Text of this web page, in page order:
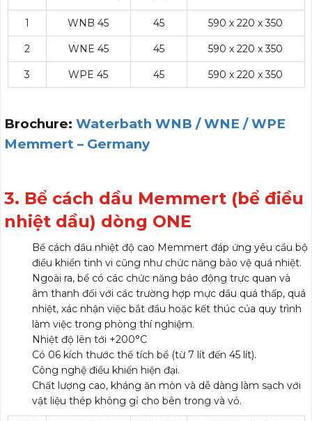
1 WNB 45 45 590 x 220 x 350
2 WNE 45 45 590 x 220 x 350
3 WPE 45 45 590 x 220 x 350
Brochure: Waterbath WNB / WNE / WPE
Memmert – Germany
3. Bể cách dầu Memmert (bể điều
nhiệt dầu) dòng ONE
Bể cách dầu nhiệt độ cao Memmert đáp ứng yêu cầu bộ
điều khiển tinh vi cũng như chức năng bảo vệ quá nhiệt.
Ngoài ra, bể có các chức năng báo động trực quan và
âm thanh đối với các trường hợp mực dầu quá thấp, quá
nhiệt, xác nhận việc bắt đầu hoặc kết thúc của quy trình
làm việc trong phòng thí nghiệm.
Nhiệt độ lên tới +200°C
Có 06 kích thước thể tích bể (từ 7 lít đến 45 lít).
Công nghệ điều khiển hiện đại.
Chất lượng cao, kháng ăn mòn và dễ dàng làm sạch với
vật liệu thép không gỉ cho bên trong và vỏ.